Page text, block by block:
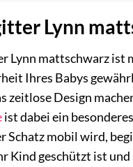
Lynn
Lynn mattschwarz ist
Ihres Babys
zeitlose Design
ist dabei ein
Schatz mobil wird,
Kind geschützt ist